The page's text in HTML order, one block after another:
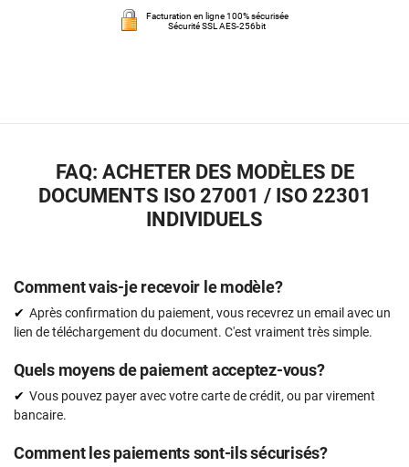
Facturation en ligne 100% sécurisée
Sécurité SSL AES-256bit
FAQ: ACHETER DES MODÈLES DE
DOCUMENTS ISO 27001 / ISO 22301
INDIVIDUELS
Comment vais-je recevoir le modèle?
Après confirmation du paiement, vous recevrez un email avec un
lien de téléchargement du document. C'est vraiment très simple.
Quels moyens de paiement acceptez-vous?
Vous pouvez payer avec votre carte de crédit, ou par virement
bancaire.
Comment les paiements sont-ils sécurisés?